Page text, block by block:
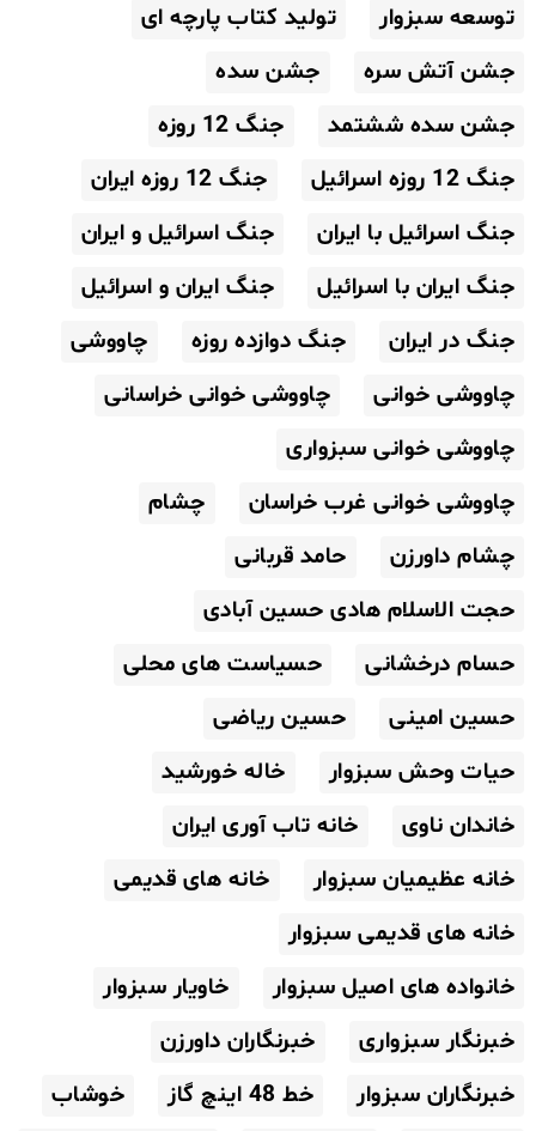
توسعه سبزوار
تولید کتاب پارچه ای
جشن آتش سره
جشن سده
جشن سده ششتمد
جنگ 12 روزه
جنگ 12 روزه اسرائیل
جنگ 12 روزه ایران
جنگ اسرائیل با ایران
جنگ اسرائیل و ایران
جنگ ایران با اسرائیل
جنگ ایران و اسرائیل
جنگ در ایران
جنگ دوازده روزه
چاووشی
چاووشی خوانی
چاووشی خوانی خراسانی
چاووشی خوانی سبزواری
چاووشی خوانی غرب خراسان
چشام
چشام داورزن
حامد قربانی
حجت الاسلام هادی حسین آبادی
حسام درخشانی
حسیاست های محلی
حسین امینی
حسین ریاضی
حیات وحش سبزوار
خاله خورشید
خاندان ناوی
خانه تاب آوری ایران
خانه عظیمیان سبزوار
خانه های قدیمی
خانه های قدیمی سبزوار
خانواده های اصیل سبزوار
خاویار سبزوار
خبرنگار سبزواری
خبرنگاران داورزن
خبرنگاران سبزوار
خط 48 اینچ گاز
خوشاب